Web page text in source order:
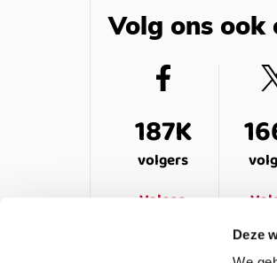
Deze
Volg ons ook
187K
volgers
Volgen